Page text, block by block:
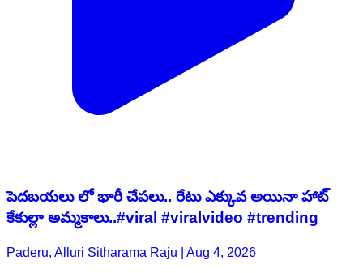
పెదబయలు లో భారీ చేపలు.. రేటు ఎక్కువ అయినా హాట్
కేకుల్లా అమ్మకాలు..#viral #viralvideo #trending
Paderu, Alluri Sitharama Raju | Aug 4, 2026